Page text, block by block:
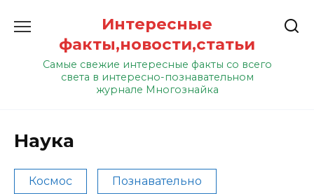
содержанию
Интересные
факты,новости,статьи
Самые свежие интересные факты со всего
света в интересно-познавательном
журнале Многознайка
Наука
Космос Познавательно